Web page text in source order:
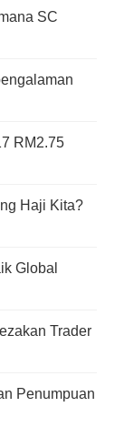
SC
RM2.75
Haji Kita?
Global
Trader
Penumpuan